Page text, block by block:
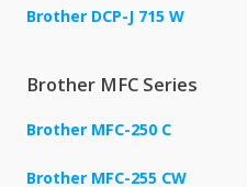
Brother DCP-J 715 W
Brother MFC Series
Brother MFC-250 C
Brother MFC-255 CW